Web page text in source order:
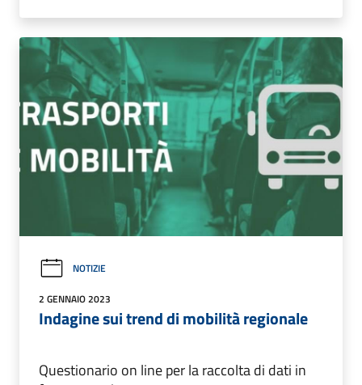
NOTIZIE
2 GENNAIO 2023
Indagine sui trend di mobilità regionale
Questionario on line per la raccolta di dati in